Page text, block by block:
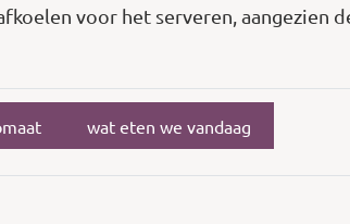
voor het serveren, aangezien
wat eten we vandaag